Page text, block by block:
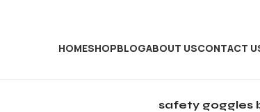
HOMESHOPBLOGABOUT USCONTACT
safety goggles